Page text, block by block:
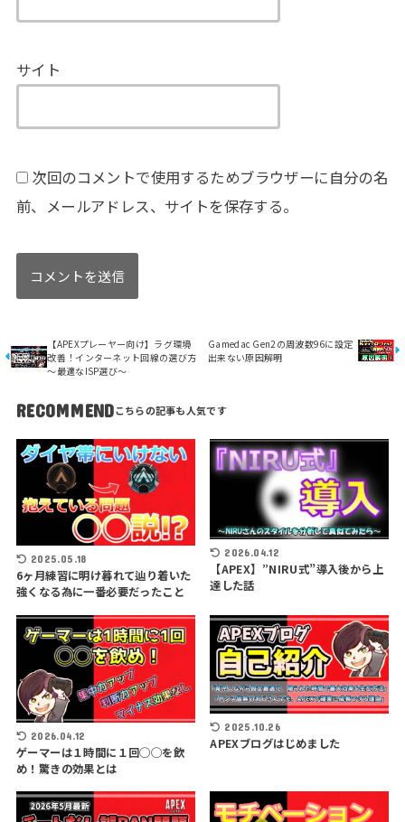
サイト
次回のコメントで使用するためブラウザーに自分の名
前、メールアドレス、サイトを保存する。
【APEXプレーヤー向け】ラグ環境
改善！インターネット回線の選び方
～最適なISP選び～
Gamedac Gen2の周波数96に設定
出来ない原因解明
RECOMMEND
2025.05.18
6ヶ月練習に明け暮れて辿り着いた
強くなる為に一番必要だったこと
2026.04.12
【APEX】”NIRU式”導入後から上
達した話
2026.04.12
ゲーマーは１時間に１回◯◯を飲
め！驚きの効果とは
2025.10.26
APEXブログはじめました